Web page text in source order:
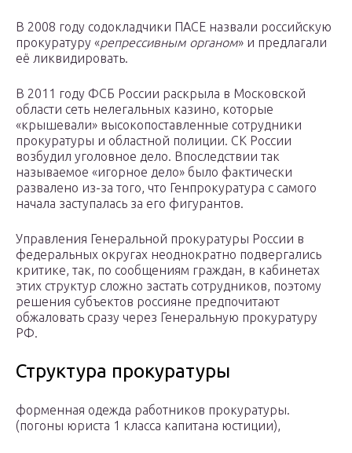
В 2008 году содокладчики ПАСЕ назвали российскую
прокуратуру «репрессивным органом» и предлагали
её ликвидировать.
В 2011 году ФСБ России раскрыла в Московской
области сеть нелегальных казино, которые
«крышевали» высокопоставленные сотрудники
прокуратуры и областной полиции. СК России
возбудил уголовное дело. Впоследствии так
называемое «игорное дело» было фактически
развалено из-за того, что Генпрокуратура с самого
начала заступалась за его фигурантов.
Управления Генеральной прокуратуры России в
федеральных округах неоднократно подвергались
критике, так, по сообщениям граждан, в кабинетах
этих структур сложно застать сотрудников, поэтому
решения субъектов россияне предпочитают
обжаловать сразу через Генеральную прокуратуру
РФ.
Структура прокуратуры
форменная одежда работников прокуратуры.
(погоны юриста 1 класса капитана юстиции),